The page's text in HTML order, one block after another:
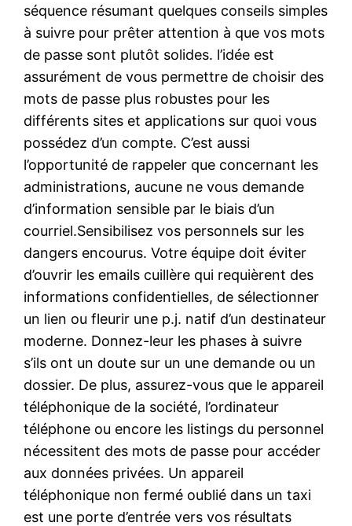
séquence résumant quelques conseils simples
à suivre pour prêter attention à que vos mots
de passe sont plutôt solides. l’idée est
assurément de vous permettre de choisir des
mots de passe plus robustes pour les
différents sites et applications sur quoi vous
possédez d’un compte. C’est aussi
l’opportunité de rappeler que concernant les
administrations, aucune ne vous demande
d’information sensible par le biais d’un
courriel.Sensibilisez vos personnels sur les
dangers encourus. Votre équipe doit éviter
d’ouvrir les emails cuillère qui requièrent des
informations confidentielles, de sélectionner
un lien ou fleurir une p.j. natif d’un destinateur
moderne. Donnez-leur les phases à suivre
s’ils ont un doute sur un une demande ou un
dossier. De plus, assurez-vous que le appareil
téléphonique de la société, l’ordinateur
téléphone ou encore les listings du personnel
nécessitent des mots de passe pour accéder
aux données privées. Un appareil
téléphonique non fermé oublié dans un taxi
est une porte d’entrée vers vos résultats